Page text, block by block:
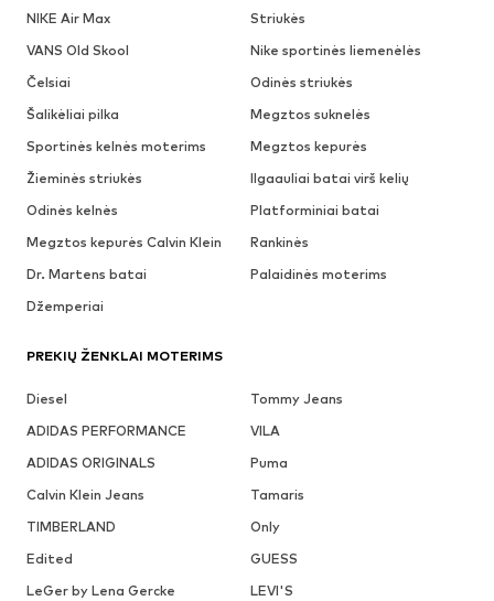
NIKE Air Max
Striukės
VANS Old Skool
Nike sportinės liemenėlės
Čelsiai
Odinės striukės
Šalikėliai pilka
Megztos suknelės
Sportinės kelnės moterims
Megztos kepurės
Žieminės striukės
Ilgaauliai batai virš kelių
Odinės kelnės
Platforminiai batai
Megztos kepurės Calvin Klein
Rankinės
Dr. Martens batai
Palaidinės moterims
Džemperiai
PREKIŲ ŽENKLAI MOTERIMS
Diesel
Tommy Jeans
ADIDAS PERFORMANCE
VILA
ADIDAS ORIGINALS
Puma
Calvin Klein Jeans
Tamaris
TIMBERLAND
Only
Edited
GUESS
LeGer by Lena Gercke
LEVI'S